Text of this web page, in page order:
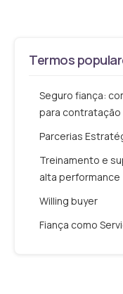
Termos
Seguro fiança:
para contratação
Parcerias
Treinamento e
alta performance
Willing buyer
Fiança como